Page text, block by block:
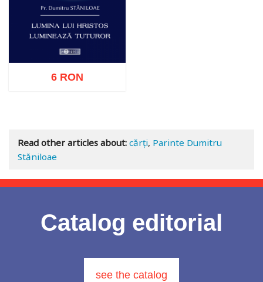
6 RON
Read other articles about: cărți, Parinte Dumitru
Stăniloae
Catalog editorial
see the catalog